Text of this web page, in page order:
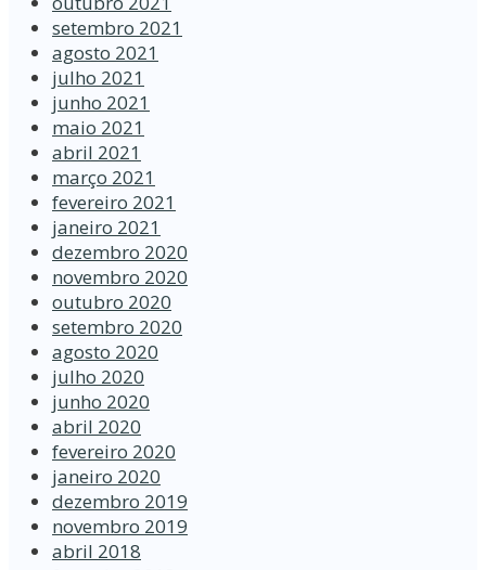
setembro 2021
agosto 2021
julho 2021
junho 2021
maio 2021
abril 2021
março 2021
fevereiro 2021
janeiro 2021
dezembro 2020
novembro 2020
outubro 2020
setembro 2020
agosto 2020
julho 2020
junho 2020
abril 2020
fevereiro 2020
janeiro 2020
dezembro 2019
novembro 2019
abril 2018